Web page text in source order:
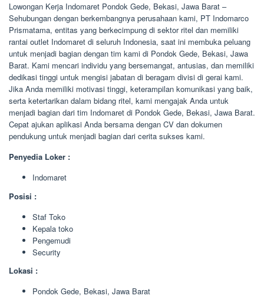
Lowongan Kerja Indomaret Pondok Gede, Bekasi, Jawa Barat –
Sehubungan dengan berkembangnya perusahaan kami, PT Indomarco
Prismatama, entitas yang berkecimpung di sektor ritel dan memiliki
rantai outlet Indomaret di seluruh Indonesia, saat ini membuka peluang
untuk menjadi bagian dengan tim kami di Pondok Gede, Bekasi, Jawa
Barat. Kami mencari individu yang bersemangat, antusias, dan memiliki
dedikasi tinggi untuk mengisi jabatan di beragam divisi di gerai kami.
Jika Anda memiliki motivasi tinggi, keterampilan komunikasi yang baik,
serta ketertarikan dalam bidang ritel, kami mengajak Anda untuk
menjadi bagian dari tim Indomaret di Pondok Gede, Bekasi, Jawa Barat.
Cepat ajukan aplikasi Anda bersama dengan CV dan dokumen
pendukung untuk menjadi bagian dari cerita sukses kami.
Penyedia Loker :
Indomaret
Posisi :
Staf Toko
Kepala toko
Pengemudi
Security
Lokasi :
Pondok Gede, Bekasi, Jawa Barat